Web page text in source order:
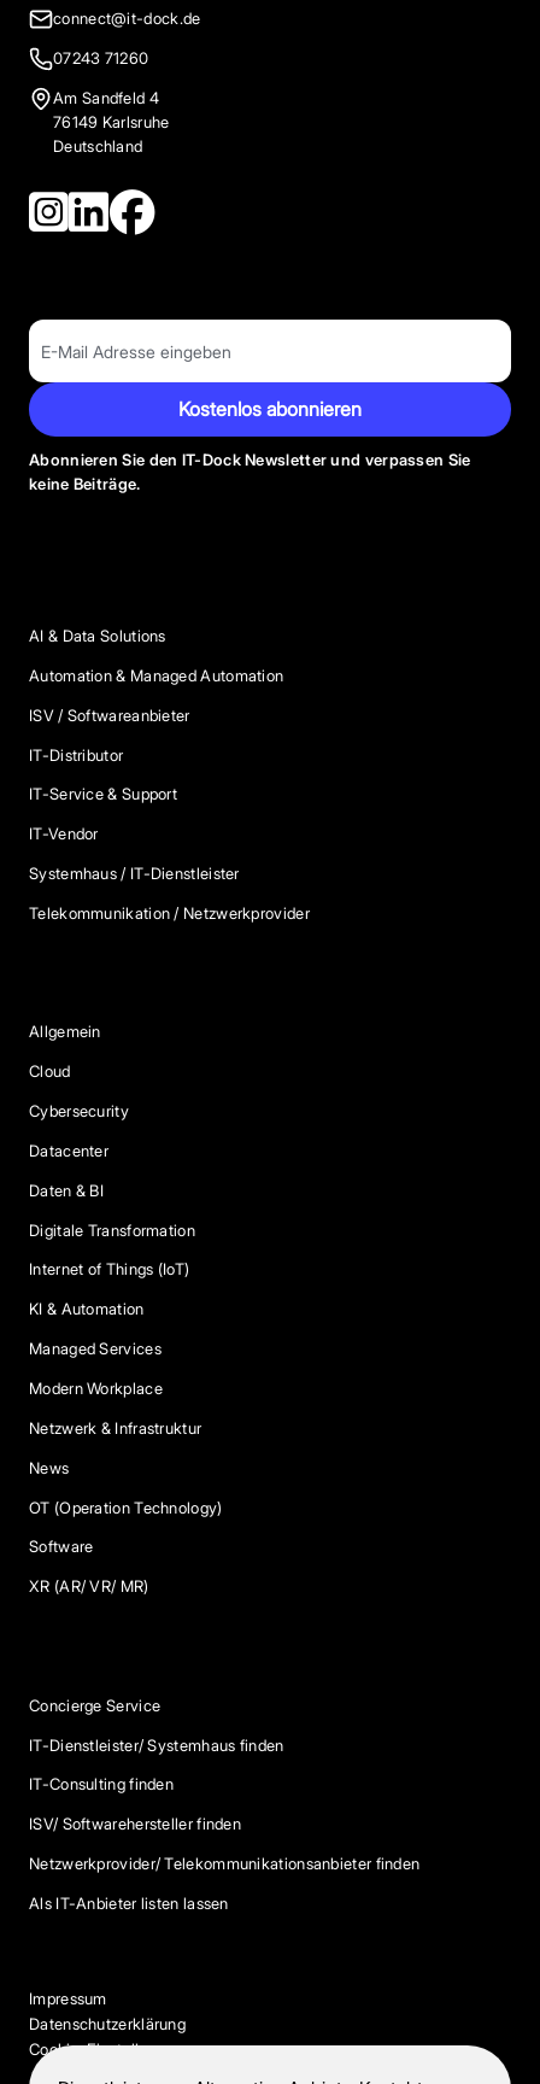
connect@it-dock.de
07243 71260
Am Sandfeld 4
76149 Karlsruhe
Deutschland
Kostenlos abonnieren
Abonnieren Sie den IT-Dock Newsletter und verpassen Sie
keine Beiträge.
AI & Data Solutions
Automation & Managed Automation
ISV / Softwareanbieter
IT-Distributor
IT-Service & Support
IT-Vendor
Systemhaus / IT-Dienstleister
Telekommunikation / Netzwerkprovider
Allgemein
Cloud
Cybersecurity
Datacenter
Daten & BI
Digitale Transformation
Internet of Things (IoT)
KI & Automation
Managed Services
Modern Workplace
Netzwerk & Infrastruktur
News
OT (Operation Technology)
Software
XR (AR/ VR/ MR)
Concierge Service
IT-Dienstleister/ Systemhaus finden
IT-Consulting finden
ISV/ Softwarehersteller finden
Netzwerkprovider/ Telekommunikationsanbieter finden
Als IT-Anbieter listen lassen
Impressum
Datenschutzerklärung
Cookie-Einstellungen